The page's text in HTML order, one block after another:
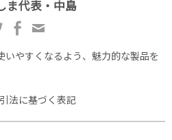
ま代表・中島
やすくなるよう、魅力的な製品を
法に基づく表記